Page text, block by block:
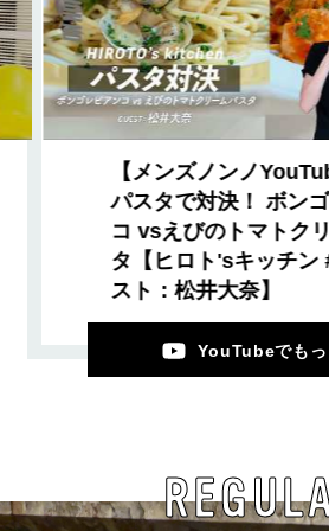
【メンズノンノ
パスタで対決！ ボン
コ vsえびのトマトク
タ【ヒロト'sキッチ
スト：松井大奈】
YouTubeでもっ